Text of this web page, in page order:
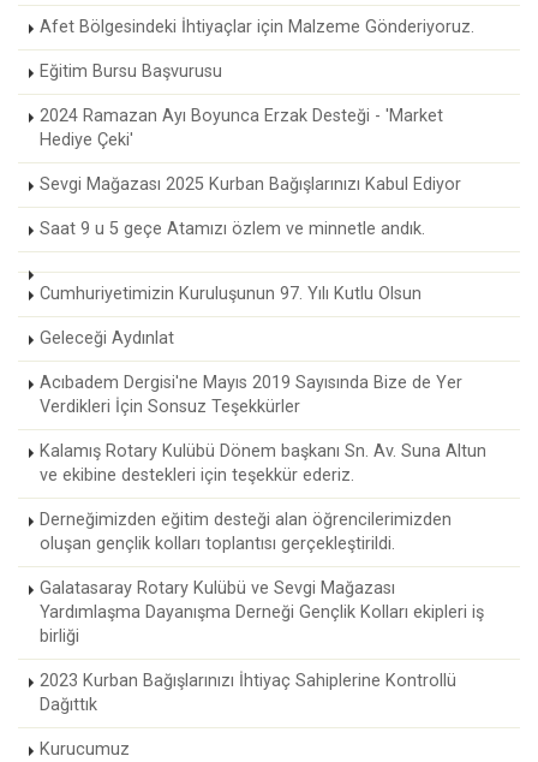
Afet Bölgesindeki İhtiyaçlar için Malzeme Gönderiyoruz.
Eğitim Bursu Başvurusu
2024 Ramazan Ayı Boyunca Erzak Desteği - 'Market
Hediye Çeki'
Sevgi Mağazası 2025 Kurban Bağışlarınızı Kabul Ediyor
Saat 9 u 5 geçe Atamızı özlem ve minnetle andık.
Cumhuriyetimizin Kuruluşunun 97. Yılı Kutlu Olsun
Geleceği Aydınlat
Acıbadem Dergisi'ne Mayıs 2019 Sayısında Bize de Yer
Verdikleri İçin Sonsuz Teşekkürler
Kalamış Rotary Kulübü Dönem başkanı Sn. Av. Suna Altun
ve ekibine destekleri için teşekkür ederiz.
Derneğimizden eğitim desteği alan öğrencilerimizden
oluşan gençlik kolları toplantısı gerçekleştirildi.
Galatasaray Rotary Kulübü ve Sevgi Mağazası
Yardımlaşma Dayanışma Derneği Gençlik Kolları ekipleri iş
birliği
2023 Kurban Bağışlarınızı İhtiyaç Sahiplerine Kontrollü
Dağıttık
Kurucumuz